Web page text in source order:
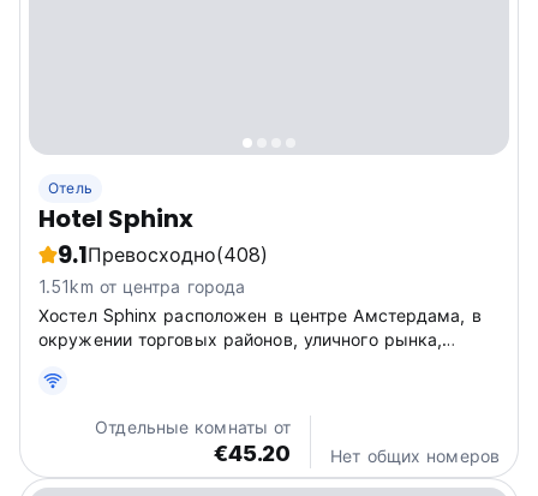
Отель
Hotel Sphinx
9.1Превосходно(408)
1.51km от центра города
Хостел Sphinx расположен в центре Амстердама, в
окружении торговых районов, уличного рынка,
развлекательных центров.
Отдельные комнаты от
€45.20 Нет общих номеров